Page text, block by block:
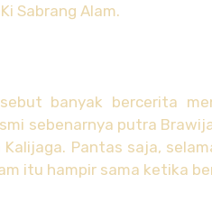
Sabrang Alam.
banyak bercerita
sebenarnya putra
Pantas saja,
itu hampir sama ketika